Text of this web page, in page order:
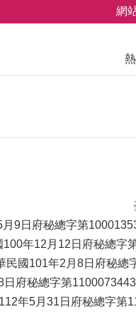
網
9日府秘總字第
100年12月12日府秘總字
民國101年2月8日府秘總
日府秘總字第
年5月31日府秘總字第